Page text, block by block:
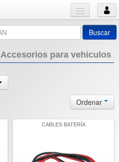
Buscar
Accesorios para vehiculos
Ordenar
CABLES BATERÍA